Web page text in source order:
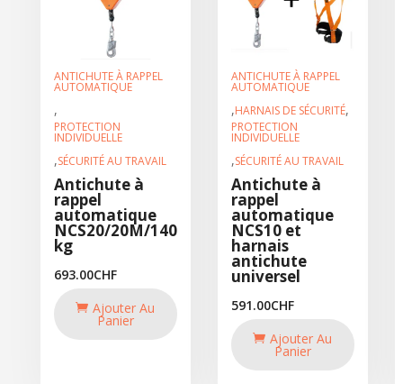
ANTICHUTE À RAPPEL
AUTOMATIQUE
,
PROTECTION
INDIVIDUELLE
,SÉCURITÉ AU TRAVAIL
Antichute à
rappel
automatique
NCS20/20M/140
kg
693.00CHF
Ajouter Au
Panier
ANTICHUTE À RAPPEL
AUTOMATIQUE
,HARNAIS DE SÉCURITÉ,
PROTECTION
INDIVIDUELLE
,SÉCURITÉ AU TRAVAIL
Antichute à
rappel
automatique
NCS10 et
harnais
antichute
universel
591.00CHF
Ajouter Au
Panier